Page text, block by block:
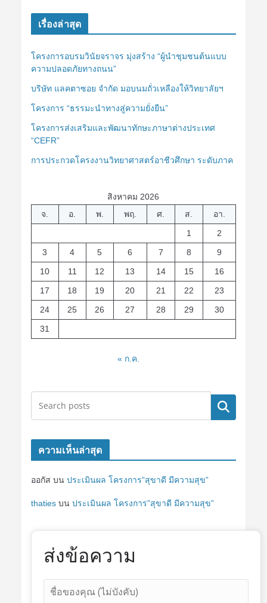
เรื่องล่าสุด
โครงการอบรมวินัยจราจร มุ่งสร้าง “ผู้นำชุมชนต้นแบบ
ความปลอดภัยทางถนน”
บริษัท แลคตาซอย จำกัด มอบนมถั่วเหลืองให้วิทยาลัยฯ
โครงการ “ธรรมะนำทางสู่ความยั่งยืน”
โครงการส่งเสริมและพัฒนาทักษะภาษาต่างประเทศ
“CEFR”
การประกวดโครงงานวิทยาศาสตร์อาชีวศึกษา ระดับภาค
สิงหาคม 2026
จ.
อ. พ. พฤ. ศ. ส.
อา.
1
2
3
4 5 6 7 8
9
10
11 12 13 14 15
16
17
18 19 20 21 22
23
24
25 26 27 28 29
30
31
« ก.ค.
ค้นหา
ความเห็นล่าสุด
ออกัส บน ประเมินผล โครงการ”สุขาดี มีความสุข”
thatiesบน ประเมินผล โครงการ”สุขาดี มีความสุข”
ส่งข้อความ